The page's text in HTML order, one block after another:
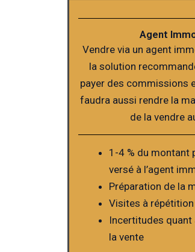
Agent
Vendre via un agent
la solution
payer des commissions
faudra aussi rendre la
de la vendre
1-4 % du montant
versé à l’agent
Préparation de la
Visites à répétition
Incertitudes
la vente